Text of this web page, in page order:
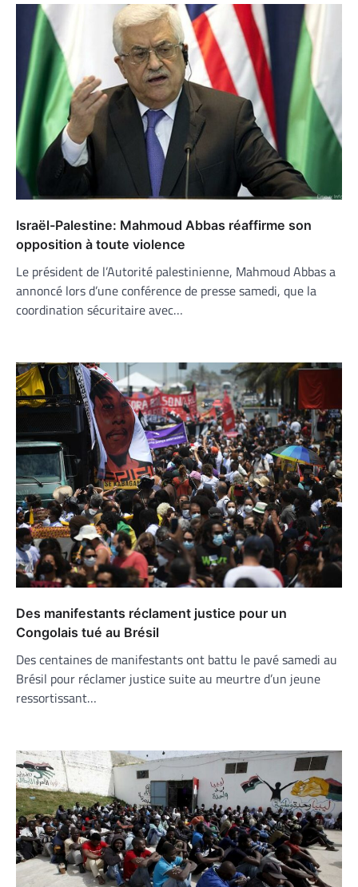
Israël-Palestine: Mahmoud Abbas réaffirme son
opposition à toute violence
Le président de l’Autorité palestinienne, Mahmoud Abbas a
annoncé lors d’une conférence de presse samedi, que la
coordination sécuritaire avec…
Des manifestants réclament justice pour un
Congolais tué au Brésil
Des centaines de manifestants ont battu le pavé samedi au
Brésil pour réclamer justice suite au meurtre d’un jeune
ressortissant…